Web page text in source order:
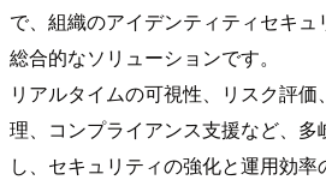
で、組織のアイデンティティセキ
総合的なソリューションです。
リアルタイムの可視性、リスク評
理、コンプライアンス支援など、
し、セキュリティの強化と運用効率